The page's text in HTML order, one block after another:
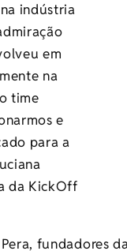
indústria
em
na
time
e
para a
da KickOff